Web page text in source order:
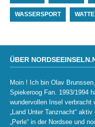
WASSERSPORT
ÜBER
Moin ! Ich bin Olav
Spiekeroog Fan. 1993/1994
wundervollen Insel verbracht
„Land Unter Tanznacht“
„Perle“ in der Nordsee und